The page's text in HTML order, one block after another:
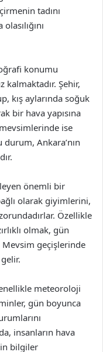
tadını
konumu
kalmaktadır. Şehir,
kış aylarında soğuk
bir hava yapısına
ise
Ankara’nın
önemli bir
olarak giyimlerini,
Özellikle
olmak, gün
geçişlerinde
meteoroloji
gün boyunca
insanların hava
bilgiler